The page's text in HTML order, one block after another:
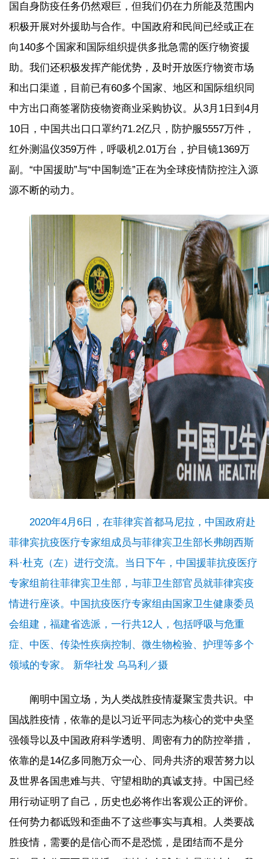
国自身防疫任务仍然艰巨，但我们仍在力所能及范围内
积极开展对外援助与合作。中国政府和民间已经或正在
向140多个国家和国际组织提供多批急需的医疗物资援
助。我们还积极发挥产能优势，及时开放医疗物资市场
和出口渠道，目前已有60多个国家、地区和国际组织同
中方出口商签署防疫物资商业采购协议。从3月1日到4月
10日，中国共出口口罩约71.2亿只，防护服5557万件，
红外测温仪359万件，呼吸机2.01万台，护目镜1369万
副。“中国援助”与“中国制造”正在为全球疫情防控注入源
源不断的动力。
2020年4月6日，在菲律宾首都马尼拉，中国政府赴
菲律宾抗疫医疗专家组成员与菲律宾卫生部长弗朗西斯
科·杜克（左）进行交流。当日下午，中国援菲抗疫医疗
专家组前往菲律宾卫生部，与菲卫生部官员就菲律宾疫
情进行座谈。中国抗疫医疗专家组由国家卫生健康委员
会组建，福建省选派，一行共12人，包括呼吸与危重
症、中医、传染性疾病控制、微生物检验、护理等多个
领域的专家。 新华社发 乌马利／摄
阐明中国立场，为人类战胜疫情凝聚宝贵共识。中
国战胜疫情，依靠的是以习近平同志为核心的党中央坚
强领导以及中国政府科学透明、周密有力的防控举措，
依靠的是14亿多同胞万众一心、同舟共济的艰苦努力以
及世界各国患难与共、守望相助的真诚支持。中国已经
用行动证明了自己，历史也必将作出客观公正的评价。
任何势力都诋毁和歪曲不了这些事实与真相。人类要战
胜疫情，需要的是信心而不是恐慌，是团结而不是分